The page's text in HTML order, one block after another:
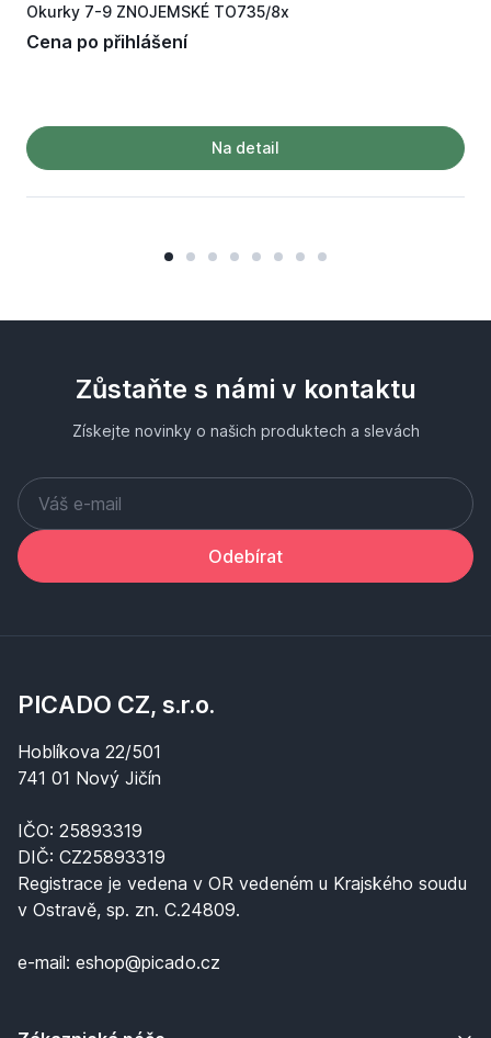
Okurky 7-9 ZNOJEMSKÉ TO735/8x
Cena po přihlášení
Na detail
Zůstaňte s námi v kontaktu
Získejte novinky o našich produktech a slevách
Odebírat
PICADO CZ, s.r.o.
Hoblíkova 22/501
741 01 Nový Jičín
IČO: 25893319
DIČ: CZ25893319
Registrace je vedena v OR vedeném u Krajského soudu
v Ostravě, sp. zn. C.24809.
e-mail: eshop@picado.cz